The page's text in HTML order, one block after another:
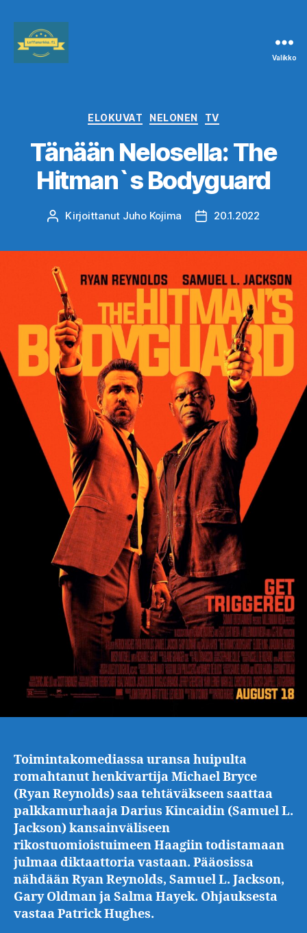
Valikko
Kategoriat
ELOKUVAT NELONEN TV
Tänään Nelosella: The
Hitman`s Bodyguard
Kirjoittaja
Kirjoittanut Juho Kojima Julkaisupäivämäärä
20.1.2022
Toimintakomediassa uransa huipulta
romahtanut henkivartija Michael Bryce
(Ryan Reynolds) saa tehtäväkseen saattaa
palkkamurhaaja Darius Kincaidin (Samuel L.
Jackson) kansainväliseen
rikostuomioistuimeen Haagiin todistamaan
julmaa diktaattoria vastaan. Pääosissa
nähdään Ryan Reynolds, Samuel L. Jackson,
Gary Oldman ja Salma Hayek. Ohjauksesta
vastaa Patrick Hughes.